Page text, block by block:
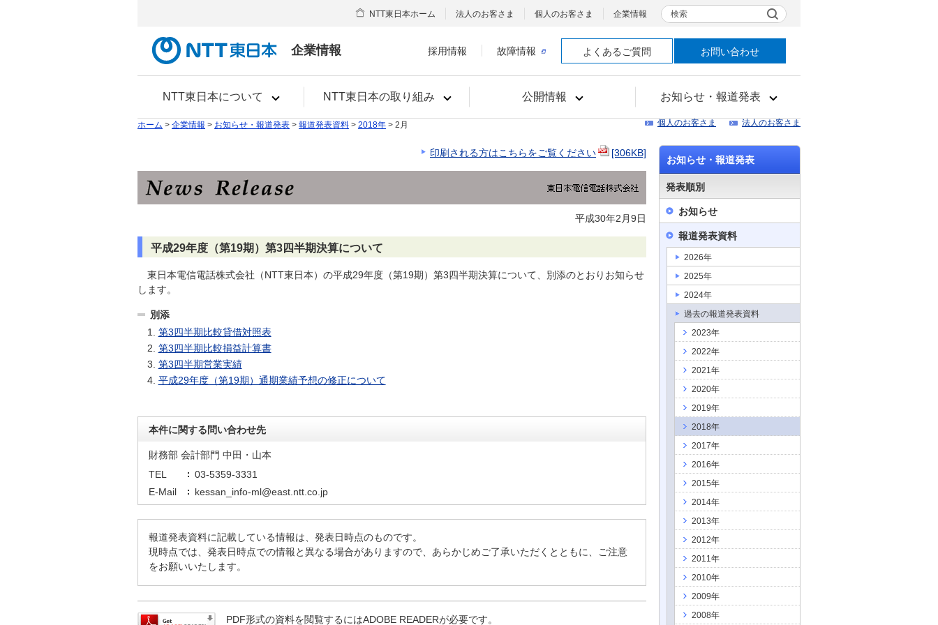
企業情報
NTT東日本について NTT東日本の取り組み 公開情報 お知らせ・報道発表
NTT東日本ホーム 法人のお客さま 個人のお客さま 企業情報 検索
採用情報 故障情報 よくあるご質問 お問い合わせ
ホーム > 企業情報 > お知らせ・報道発表 > 報道発表資料 > 2018年 > 2月 個人のお客さま 法人のお客さま
印刷される方はこちらをご覧ください [306KB]
平成30年2月9日
平成29年度（第19期）第3四半期決算について
東日本電信電話株式会社（NTT東日本）の平成29年度（第19期）第3四半期決算について、別添のとおりお知らせ
します。
別添
第3四半期比較貸借対照表
第3四半期比較損益計算書
第3四半期営業実績
平成29年度（第19期）通期業績予想の修正について
本件に関する問い合わせ先
財務部 会計部門 中田・山本
TEL
03-5359-3331
E-Mail
kessan_info-ml@east.ntt.co.jp
報道発表資料に記載している情報は、発表日時点のものです。
現時点では、発表日時点での情報と異なる場合がありますので、あらかじめご了承いただくとともに、ご注意
をお願いいたします。
PDF形式の資料を閲覧するにはADOBE READERが必要です。
お知らせ・報道発表
発表順別
お知らせ
報道発表資料
2026年
2025年
2024年
過去の報道発表資料
2023年
2022年
2021年
2020年
2019年
2018年
2017年
2016年
2015年
2014年
2013年
2012年
2011年
2010年
2009年
2008年